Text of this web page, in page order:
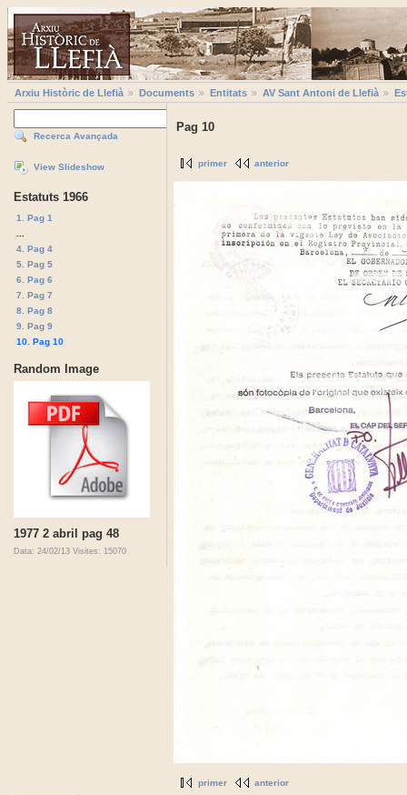
Arxiu Històric de Llefià Documents Entitats AV Sant Antoni de Llefià
Recerca Avançada
View Slideshow
Estatuts 1966
1. Pag 1
4. Pag 4
5. Pag 5
6. Pag 6
7. Pag 7
8. Pag 8
9. Pag 9
10. Pag 10
Random Image
1977 2 abril pag 48
Data: 24/02/13 Visites: 15070
Pag 10
primer anterior
primer anterior